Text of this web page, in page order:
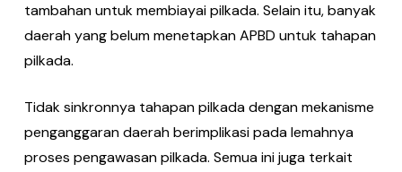
tambahan untuk membiayai pilkada. Selain itu, banyak
daerah yang belum menetapkan APBD untuk tahapan
pilkada.
Tidak sinkronnya tahapan pilkada dengan mekanisme
penganggaran daerah berimplikasi pada lemahnya
proses pengawasan pilkada. Semua ini juga terkait